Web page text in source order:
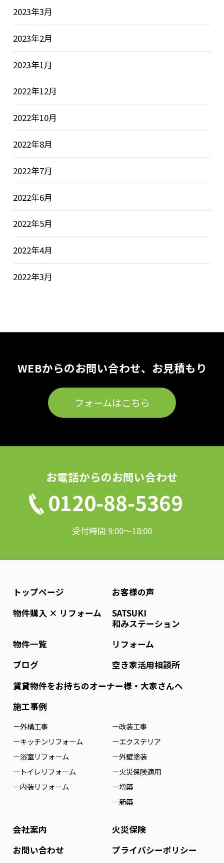
2023年3月
2023年2月
2023年1月
2022年12月
2022年10月
2022年8月
2022年7月
2022年6月
2022年5月
2022年4月
2022年3月
WEBからのお問い合わせ、お見積もり
フォームはこちら
お電話からのお問い合わせ
0120-88-5369
受付時間 9:00〜18:00
トップページ
お客様の声
物件購入 × リフォーム
SATSUKI
和みステーション
物件一覧
リフォーム
ブログ
空き家活用相談所
賃貸物件をお持ちのオーナー様・大家さんへ
施工事例
ー外構工事
ーキッチンリフォーム
ー浴室リフォーム
ートイレリフォーム
ー内装リフォーム
ー改装工事
ーエクステリア
ー外壁塗装
ー火災保険適用
ー増築
ー新築
会社案内
火災保険
お問い合わせ
プライバシーポリシー